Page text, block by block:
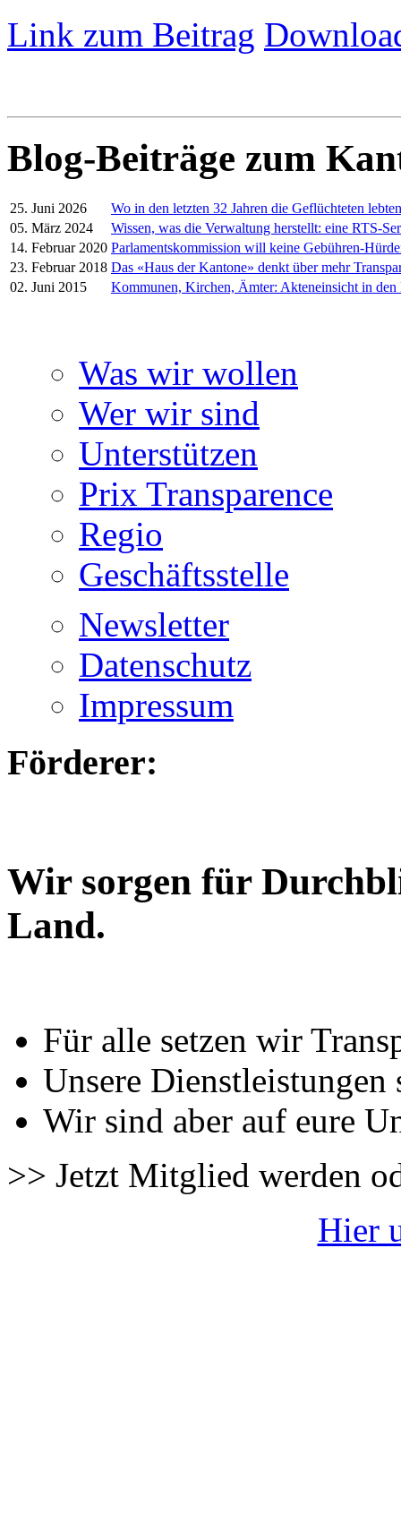
Link zum Beitrag
Blog-Beiträge zum
25. Juni 2026
Wo in den letzten 32 Jahren die Geflüchteten lebten
05. März 2024
Wissen, was die Verwaltung herstellt: eine RTS-
14. Februar 2020 Parlamentskommission will keine Gebühren-
23. Februar 2018 Das «Haus der Kantone» denkt über mehr
02. Juni 2015
Kommunen, Kirchen, Ämter: Akteneinsicht in den
Was wir wollen
Wer wir sind
Unterstützen
Prix Transparence
Regio
Geschäftsstelle
Newsletter
Datenschutz
Impressum
Förderer:
Wir sorgen für
Land.
Für alle setzen wir
Unsere Dienstleistungen
Wir sind aber auf eure
>> Jetzt Mitglied werden
Hier